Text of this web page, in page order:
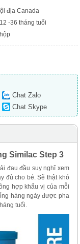
địa Canada
-36 tháng tuổi
Chat Zalo
Chat Skype
Similac Step 3
đau đầu suy nghĩ xem
đủ cho bé. Sẽ thật khó
hợp khẩu vị của mỗi
hàng ngày được pha
tuổi.